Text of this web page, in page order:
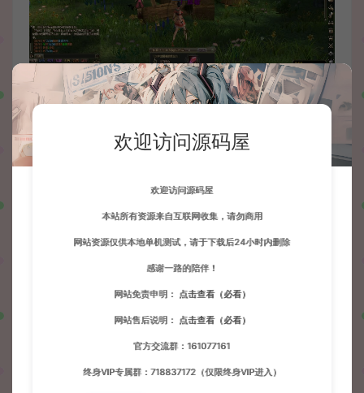
欢迎访问源码屋
欢迎访问源码屋
本站所有资源来自互联网收集，请勿商用
网站资源仅供本地单机测试，请于下载后24小时内删除
感谢一路的陪伴！
网站免责申明： 点击查看（必看）
网站售后说明： 点击查看（必看）
官方交流群：161077161
终身VIP专属群：718837172（仅限终身VIP进入）